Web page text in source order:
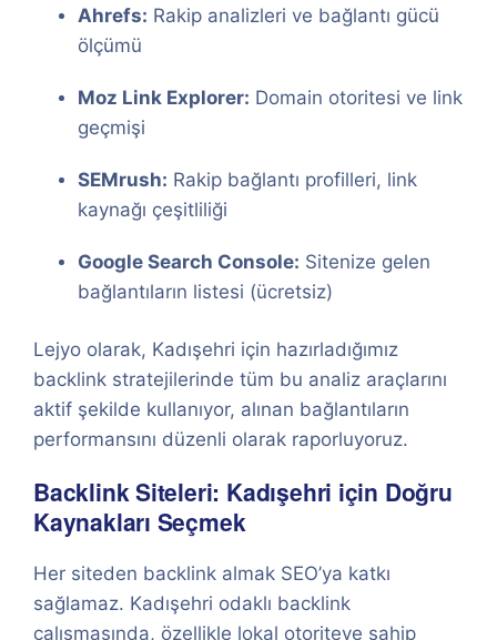
Ahrefs: Rakip analizleri ve bağlantı gücü
ölçümü
Moz Link Explorer: Domain otoritesi ve link
geçmişi
SEMrush: Rakip bağlantı profilleri, link
kaynağı çeşitliliği
Google Search Console: Sitenize gelen
bağlantıların listesi (ücretsiz)
Lejyo olarak, Kadışehri için hazırladığımız
backlink stratejilerinde tüm bu analiz araçlarını
aktif şekilde kullanıyor, alınan bağlantıların
performansını düzenli olarak raporluyoruz.
Backlink Siteleri: Kadışehri için Doğru
Kaynakları Seçmek
Her siteden backlink almak SEO’ya katkı
sağlamaz. Kadışehri odaklı backlink
çalışmasında, özellikle lokal otoriteye sahip